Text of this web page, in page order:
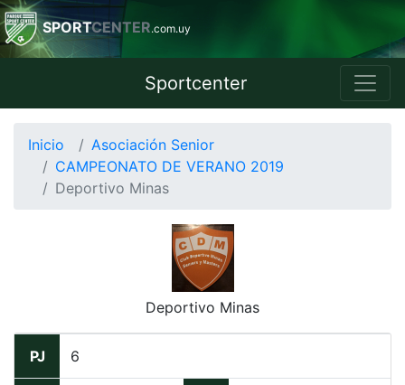
SPORTCENTER.com.uy
Sportcenter
Inicio
Asociación Senior
CAMPEONATO DE VERANO 2019
Deportivo Minas
Deportivo Minas
PJ 6